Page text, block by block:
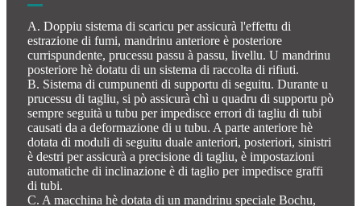
A. Doppiu sistema di scaricu per assicurà l'effettu di
estrazione di fumi, mandrinu anteriore è posteriore
currispundente, prucessu passu à passu, livellu. U mandrinu
posteriore hè dotatu di un sistema di raccolta di rifiuti.
B. Sistema di cumpunenti di supportu di seguitu. Durante u
prucessu di tagliu, si pò assicurà chì u quadru di supportu pò
sempre seguità u tubu per impedisce errori di tagliu di tubi
causati da a deformazione di u tubu. A parte anteriore hè
dotata di moduli di seguitu duale anteriori, posteriori, sinistri
è destri per assicurà a precisione di tagliu, è impostazioni
automatiche di inclinazione è di taglio per impedisce graffi
di tubi.
C. A macchina hè dotata di un mandrinu speciale Bochu,